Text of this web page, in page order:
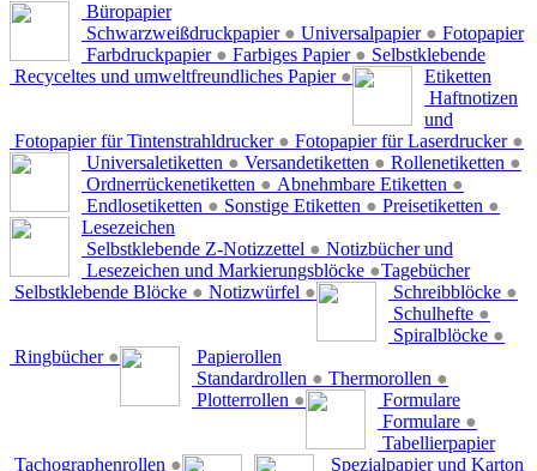
Büropapier
Schwarzweißdruckpapier ● Universalpapier ●
Farbdruckpapier ● Farbiges Papier ●
Recyceltes und umweltfreundliches Papier ●
Fotopapier
Fotopapier für Tintenstrahldrucker ● Fotopapier für Laserdrucker ●
Selbstklebende
Etiketten
Universaletiketten ● Versandetiketten ● Rollenetiketten ●
Ordnerrückenetiketten ● Abnehmbare Etiketten ●
Endlosetiketten ● Sonstige Etiketten ● Preisetiketten ●
Haftnotizen
und
Lesezeichen
Selbstklebende Z-Notizzettel ●
Lesezeichen und Markierungsblöcke ●
Selbstklebende Blöcke ● Notizwürfel ●
Notizbücher und
Tagebücher
Schreibblöcke ●
Schulhefte ●
Spiralblöcke ●
Ringbücher ●
Papierollen
Standardrollen ● Thermorollen ●
Plotterrollen ●
Formulare
Formulare ●
Tachographenrollen ●
Tabellierpapier
Spezialpapier und Karton